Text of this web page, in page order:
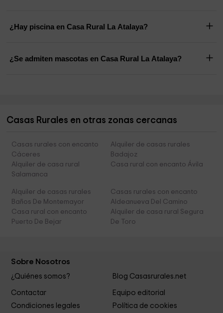
¿Hay piscina en Casa Rural La Atalaya?
¿Se admiten mascotas en Casa Rural La Atalaya?
Casas Rurales en otras zonas cercanas
Casas rurales con encanto
Cáceres
Alquiler de casas rurales
Badajoz
Alquiler de casa rural
Salamanca
Casa rural con encanto Ávila
Alquiler de casas rurales
Baños De Montemayor
Casas rurales con encanto
Aldeanueva Del Camino
Casa rural con encanto
Puerto De Bejar
Alquiler de casa rural Segura
De Toro
Sobre Nosotros
¿Quiénes somos? Blog Casasrurales.net
Contactar
Equipo editorial
Condiciones legales
Política de cookies